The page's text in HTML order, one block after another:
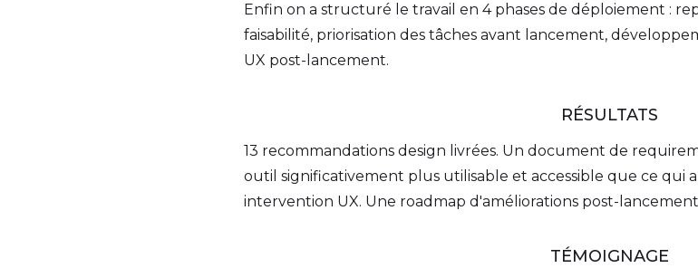
Enfin on a structuré le travail en 4 phases de déploiement :
faisabilité, priorisation des tâches avant lancement,
UX post-lancement.
RÉSULTATS
13 recommandations design livrées. Un document de
outil significativement plus utilisable et accessible que ce qui
intervention UX. Une roadmap d'améliorations post-
TÉMOIGNAGE